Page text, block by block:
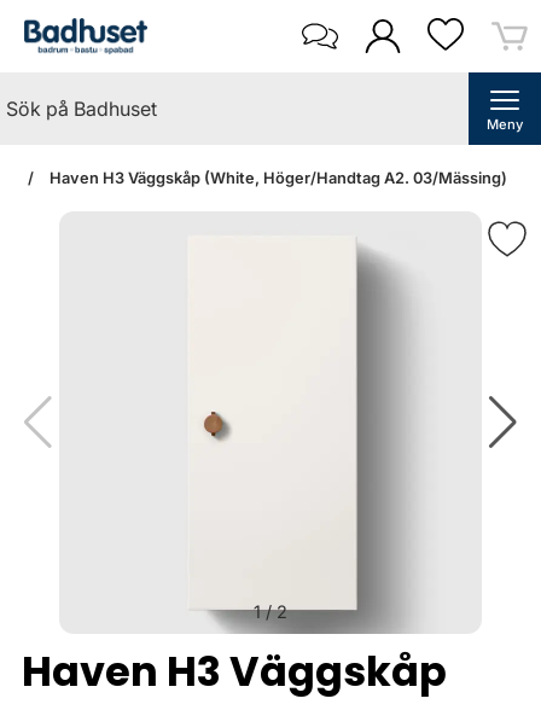
Meny
Haven H3 Väggskåp (White, Höger/Handtag A2. 03/Mässing)
1/2
Haven H3 Väggskåp